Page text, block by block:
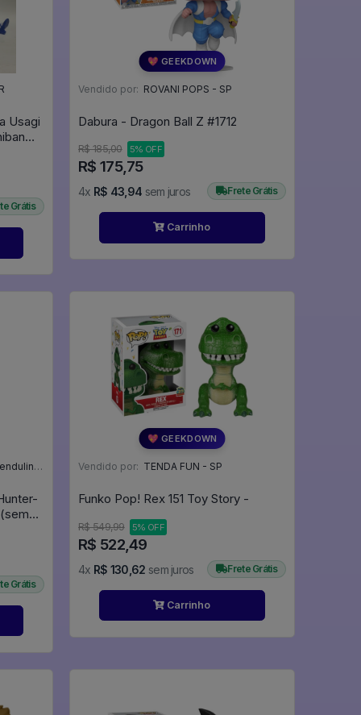
Usagi
Grátis
💖 GEEKDOWN
Vendido por: ROVANI POPS - SP
Dabura - Dragon Ball Z #1712
R$ 185,00 5% OFF
R$ 175,75
4x R$ 43,94 sem juros Frete Grátis
Carrinho
- SP
Grátis
💖 GEEKDOWN
Vendido por: TENDA FUN - SP
Funko Pop! Rex 151 Toy Story -
R$ 549,99 5% OFF
R$ 522,49
4x R$ 130,62 sem juros Frete Grátis
Carrinho